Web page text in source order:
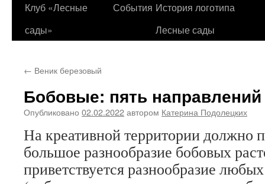
Клуб «Лесные
сады»
События История логотипа
Лесные сады
← Веник березовый
Бобовые: пять
Опубликовано 02.02.2022автором Катерина Подолецких
На креативной территории должно
большое разнообразие бобовых
приветствуется разнообразие